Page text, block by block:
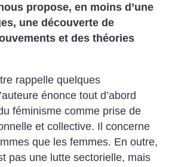
propose, en moins d’une
une découverte de
et des théories
rappelle quelques
énonce tout d’abord
féminisme comme prise de
et collective. Il concerne
que les femmes. En outre,
pas une lutte sectorielle, mais